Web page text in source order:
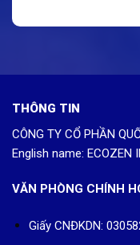
THÔNG TIN
CÔNG TY CỔ PHẦN
English name: ECOZEN
VĂN PHÒNG CHÍNH
Giấy CNĐKDN: